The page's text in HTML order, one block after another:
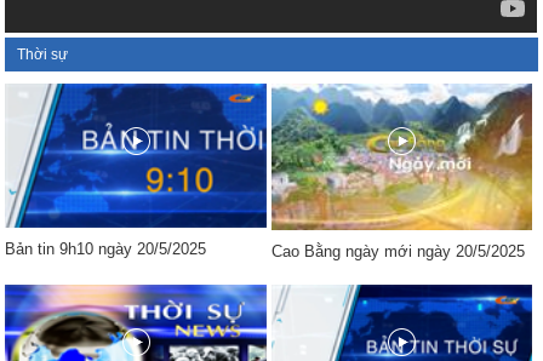
Thời sự
Bản tin 9h10 ngày 20/5/2025 Cao Bằng ngày mới ngày 20/5/2025